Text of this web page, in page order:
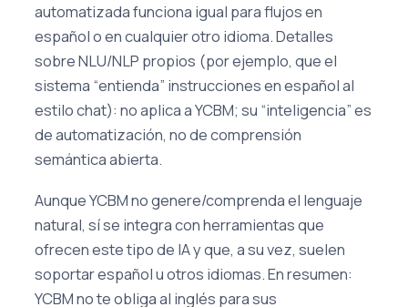
automatizada funciona igual para flujos en
español o en cualquier otro idioma. Detalles
sobre NLU/NLP propios (por ejemplo, que el
sistema “entienda” instrucciones en español al
estilo chat): no aplica a YCBM; su “inteligencia” es
de automatización, no de comprensión
semántica abierta.
Aunque YCBM no genere/comprenda el lenguaje
natural, sí se integra con herramientas que
ofrecen este tipo de IA y que, a su vez, suelen
soportar español u otros idiomas. En resumen:
YCBM no te obliga al inglés para sus